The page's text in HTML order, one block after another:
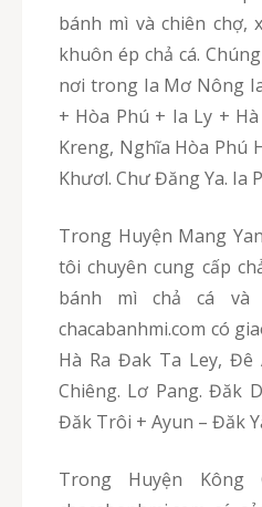
bánh mì và chiên chợ,
khuôn ép chả cá.
nơi trong Ia Mơ Nông
+ Hòa Phú + Ia Ly +
Kreng, Nghĩa Hòa Phú
Khươl. Chư Đăng Ya. Ia
Trong Huyện Mang Yang của Gia Lai, chúng
tôi chuyên cung cấp
bánh mì chả cá và
chacabanhmi.com có
Hà Ra Đak Ta Ley,
Chiêng. Lơ Pang. Đăk
Đăk Trôi + Ayun – Đăk
Trong Huyện Kông Chro của Gia Lai,